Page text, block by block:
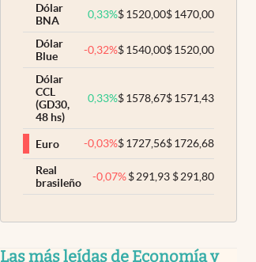
Dólar
BNA
0,33%$1520,00$1470,00
Dólar
Blue
-0,32%$1540,00$1520,00
Dólar
CCL
(GD30,
48 hs)
0,33%$1578,67$1571,43
Euro -0,03%$1727,56$1726,68
Real
brasileño
-0,07% $291,93 $291,80
Las más leídas de Economía y